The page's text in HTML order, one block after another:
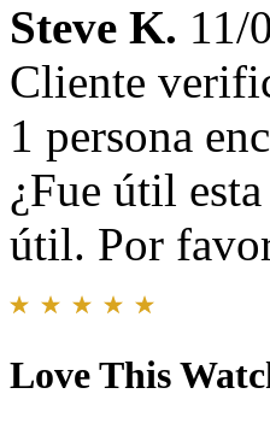
Steve K. 11/
Cliente
1 persona
¿Fue útil esta
útil. Por
Love This